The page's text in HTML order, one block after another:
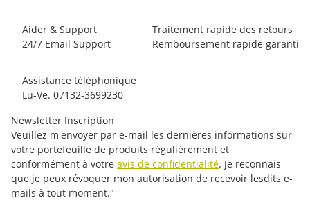
Aider & Support
24/7 Email Support
Traitement rapide des retours
Remboursement rapide garanti
Assistance téléphonique
Lu-Ve. 07132-3699230
Newsletter Inscription
Veuillez m'envoyer par e-mail les dernières informations sur
votre portefeuille de produits régulièrement et
conformément à votre avis de confidentialité. Je reconnais
que je peux révoquer mon autorisation de recevoir lesdits e-
mails à tout moment."